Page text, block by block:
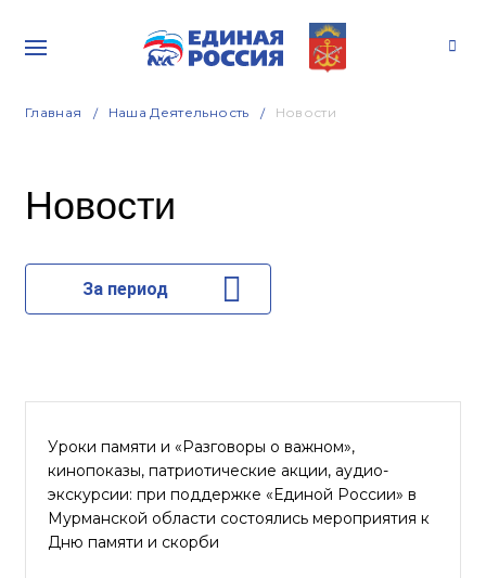
Главная Наша Деятельность Новости
Новости
За период
Уроки памяти и «Разговоры о важном»,
кинопоказы, патриотические акции, аудио-
экскурсии: при поддержке «Единой России» в
Мурманской области состоялись мероприятия к
Дню памяти и скорби